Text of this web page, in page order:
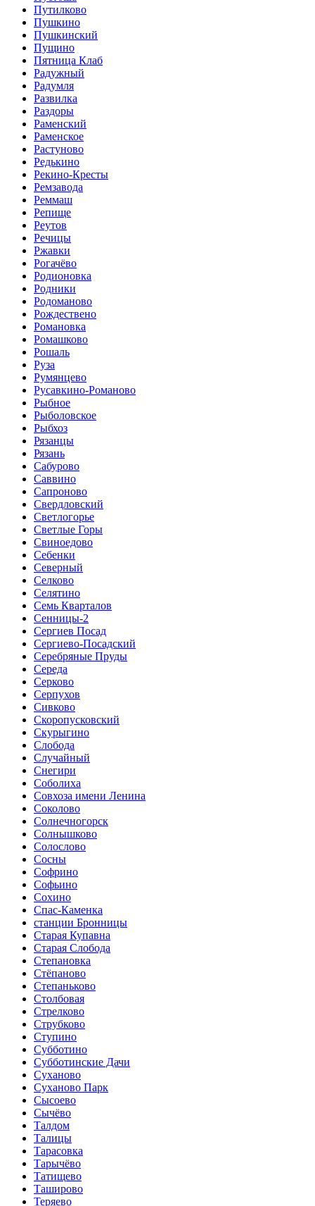
Путилково
Пушкино
Пушкинский
Пущино
Пятница Клаб
Радужный
Радумля
Развилка
Раздоры
Раменский
Раменское
Растуново
Редькино
Рекино-Кресты
Ремзавода
Реммаш
Репище
Реутов
Речицы
Ржавки
Рогачёво
Родионовка
Родники
Родоманово
Рождествено
Романовка
Ромашково
Рошаль
Руза
Румянцево
Русавкино-Романово
Рыбное
Рыболовское
Рыбхоз
Рязанцы
Рязань
Сабурово
Саввино
Сапроново
Свердловский
Светлогорье
Светлые Горы
Свиноедово
Себенки
Северный
Селково
Селятино
Семь Кварталов
Сенницы-2
Сергиев Посад
Сергиево-Посадский
Серебряные Пруды
Середа
Серково
Серпухов
Сивково
Скоропусковский
Скурыгино
Слобода
Случайный
Снегири
Соболиха
Совхоза имени Ленина
Соколово
Солнечногорск
Солнышково
Солослово
Сосны
Софрино
Софьино
Сохино
Спас-Каменка
станции Бронницы
Старая Купавна
Старая Слобода
Степановка
Стёпаново
Степаньково
Столбовая
Стрелково
Струбково
Ступино
Субботино
Субботинские Дачи
Суханово
Суханово Парк
Сысоево
Сычёво
Талдом
Талицы
Тарасовка
Тарычёво
Татищево
Таширово
Теряево